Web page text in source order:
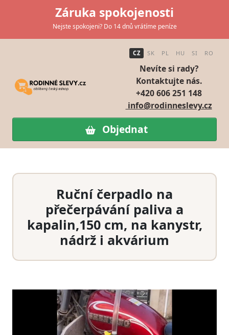
Záruka spokojenosti
Nejste spokojeni? Do 14 dnů vrátíme peníze
CZ SK PL HU SI RO
Nevíte si rady?
Kontaktujte nás.
+420 606 251 148
info@rodinneslevy.cz
Objednat
Ruční čerpadlo na
přečerpávání paliva a
kapalin,150 cm, na kanystr,
nádrž i akvárium